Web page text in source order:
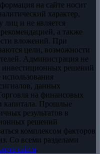
на сайте носит
характер,
лиц и не является
а также
вложений. При
цели, возможности
Администрация не
инвестиционных решений
данных
на финансовых
капитала. Прошлые
результатов в
решений
комплексом факторов
Со всеми разделами
сайта.